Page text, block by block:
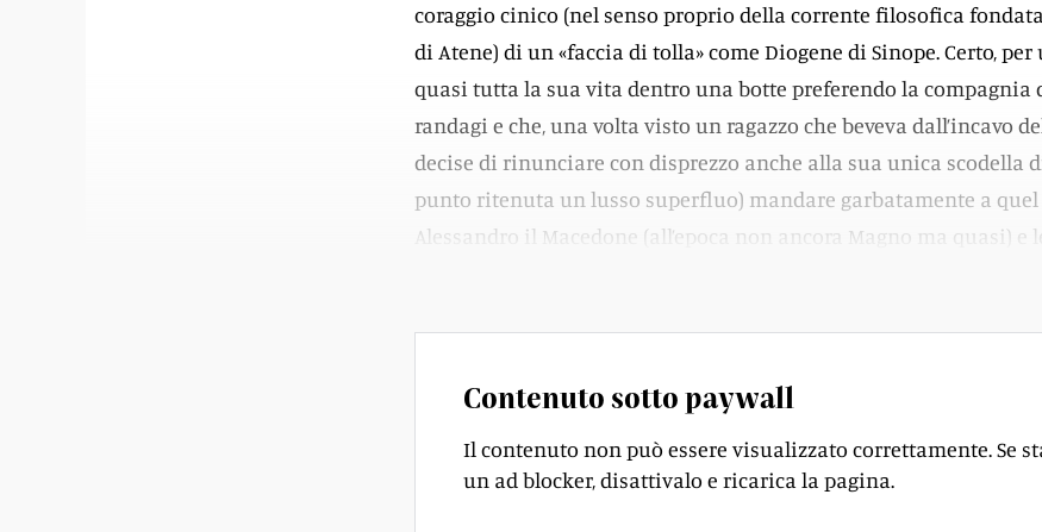
coraggio cinico (nel senso proprio della corrente filosofica
di Atene) di un «faccia di tolla» come Diogene di Sinope. Certo, per
quasi tutta la sua vita dentro una botte preferendo la compagnia
randagi e che, una volta visto un ragazzo che beveva dall’incavo
decise di rinunciare con disprezzo anche alla sua unica scodella
punto ritenuta un lusso superfluo) mandare garbatamente a quel
Alessandro il Macedone (all’epoca non ancora Magno ma quasi) e
Contenuto sotto paywall
Il contenuto non può essere visualizzato correttamente. Se
un ad blocker, disattivalo e ricarica la pagina.